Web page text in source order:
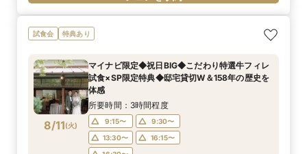
試食会 特典あり
8/11(火)
マイナビ限定◆祝日BIG◆こだわり特選牛フィレ
試食×SP限定特典◆邸宅貸切W＆158年の歴史を
体感
所要時間：3時間程度
9:15〜
9:30〜
13:30〜
16:15〜